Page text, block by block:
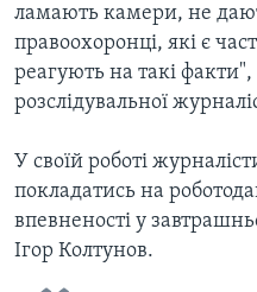
ламають камери, не
правоохоронці, які є
реагують на такі факти",
розслідувальної
У своїй роботі
покладатись на
впевненості у
Ігор Колтунов.